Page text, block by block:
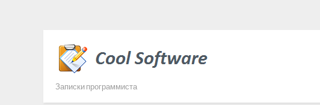
Записки программиста